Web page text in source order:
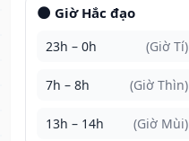
🌑 Giờ Hắc đạo
23h – 0h (Giờ Tí)
7h – 8h (Giờ Thìn)
13h – 14h (Giờ Mùi)